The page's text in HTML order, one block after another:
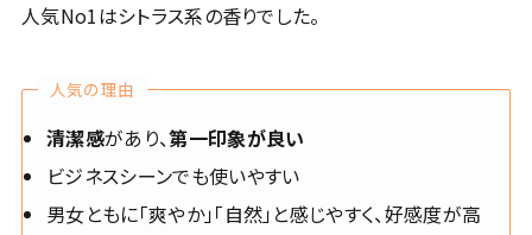
人気No1はシトラス系の香りでした。
人気の理由
清潔感があり、第一印象が良い
ビジネスシーンでも使いやすい
男女ともに「爽やか」「自然」と感じやすく、好感度が高